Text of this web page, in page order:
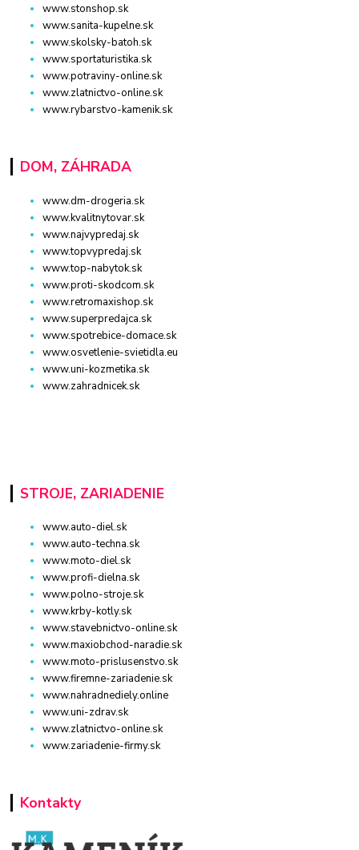
www.stonshop.sk
www.sanita-kupelne.sk
www.skolsky-batoh.sk
www.sportaturistika.sk
www.potraviny-online.sk
www.zlatnictvo-online.sk
www.rybarstvo-kamenik.sk
DOM, ZÁHRADA
www.dm-drogeria.sk
www.kvalitnytovar.sk
www.najvypredaj.sk
www.topvypredaj.sk
www.top-nabytok.sk
www.proti-skodcom.sk
www.retromaxishop.sk
www.superpredajca.sk
www.spotrebice-domace.sk
www.osvetlenie-svietidla.eu
www.uni-kozmetika.sk
www.zahradnicek.sk
STROJE, ZARIADENIE
www.auto-diel.sk
www.auto-techna.sk
www.moto-diel.sk
www.profi-dielna.sk
www.polno-stroje.sk
www.krby-kotly.sk
www.stavebnictvo-online.sk
www.maxiobchod-naradie.sk
www.moto-prislusenstvo.sk
www.firemne-zariadenie.sk
www.nahradnediely.online
www.uni-zdrav.sk
www.zlatnictvo-online.sk
www.zariadenie-firmy.sk
Kontakty